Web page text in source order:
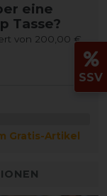
eine
Tasse?
von 200,00 €
Gratis-Artikel
SSV